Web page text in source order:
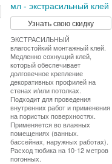
мл - экстрасильный клей
Узнать свою скидку
ЭКСТРАСИЛЬНЫЙ
влагостойкий монтажный клей.
Медленно сохнущий клей,
который обеспечивает
долговечное крепление
декоративных профилей на
стенах и/или потолках.
Подходит для проведения
внутренних работ и применения
на пористых поверхностях.
Применяется во влажных
помещениях (ванных.
бассейнах, наружных работах).
Расход тюбика на 10-12 метров
погонных.